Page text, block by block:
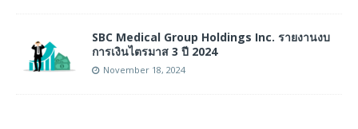
SBC Medical Group Holdings Inc. รายงานงบ
การเงินไตรมาส 3 ปี 2024
November 18, 2024